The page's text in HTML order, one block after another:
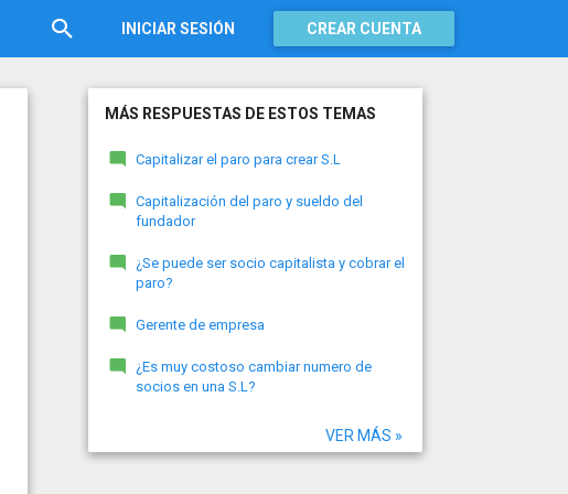
INICIAR SESIÓN CREAR CUENTA
MÁS RESPUESTAS DE ESTOS TEMAS
Capitalizar el paro para crear S.L
Capitalización del paro y sueldo del
fundador
¿Se puede ser socio capitalista y cobrar el
paro?
Gerente de empresa
¿Es muy costoso cambiar numero de
socios en una S.L?
VER MÁS »